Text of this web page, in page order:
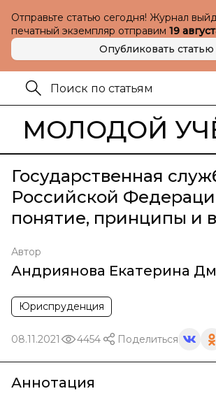
Отправьте статью сегодня! Журнал
печатный экземпляр отправим 19
Опубликовать статью
МОЛОДОЙ
Государственная
Российской
понятие, принципы и
Автор
Андриянова Екатерина
Юриспруденция
08.11.2021 4454 Поделиться
Аннотация